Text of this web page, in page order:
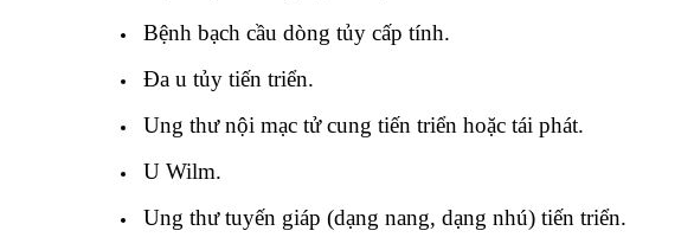
Bệnh bạch cầu dòng tủy cấp tính.
Đa u tủy tiến triển.
Ung thư nội mạc tử cung tiến triển hoặc tái phát.
U Wilm.
Ung thư tuyến giáp (dạng nang, dạng nhú) tiến triển.